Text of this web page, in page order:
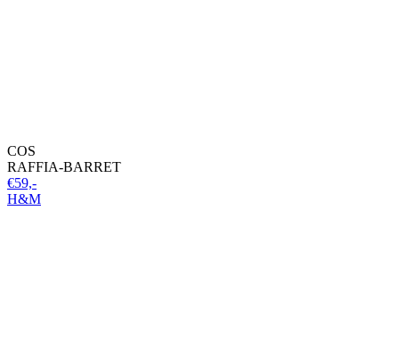
COS
RAFFIA-BARRET
€59,-
H&M